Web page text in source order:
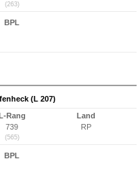
(263)
BPL
(L 207)
L-Rang
739
(565)
Land
RP
BPL